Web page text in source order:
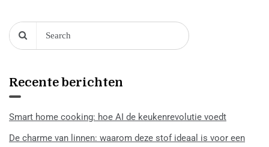
Recente berichten
Smart home cooking: hoe AI de keukenrevolutie voedt
De charme van linnen: waarom deze stof ideaal is voor een